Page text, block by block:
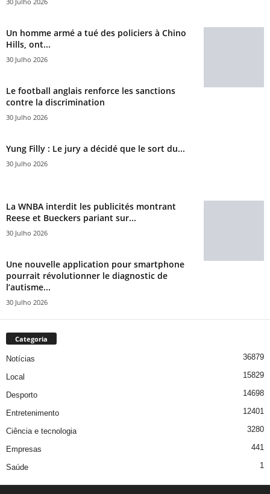
Un homme armé a tué des policiers à Chino
Hills, ont...
30 Julho 2026
Le football anglais renforce les sanctions
contre la discrimination
30 Julho 2026
Yung Filly : Le jury a décidé que le sort du...
30 Julho 2026
La WNBA interdit les publicités montrant
Reese et Bueckers pariant sur...
30 Julho 2026
Une nouvelle application pour smartphone
pourrait révolutionner le diagnostic de
l’autisme...
30 Julho 2026
Categoria
Notícias 36879
Local 15829
Desporto 14698
Entretenimento 12401
Ciência e tecnologia 3280
Empresas 441
Saúde 1